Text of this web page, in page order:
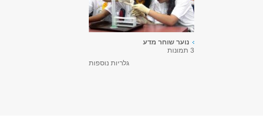
נוער שוחר מדע
3 תמונות
גלריות נוספות